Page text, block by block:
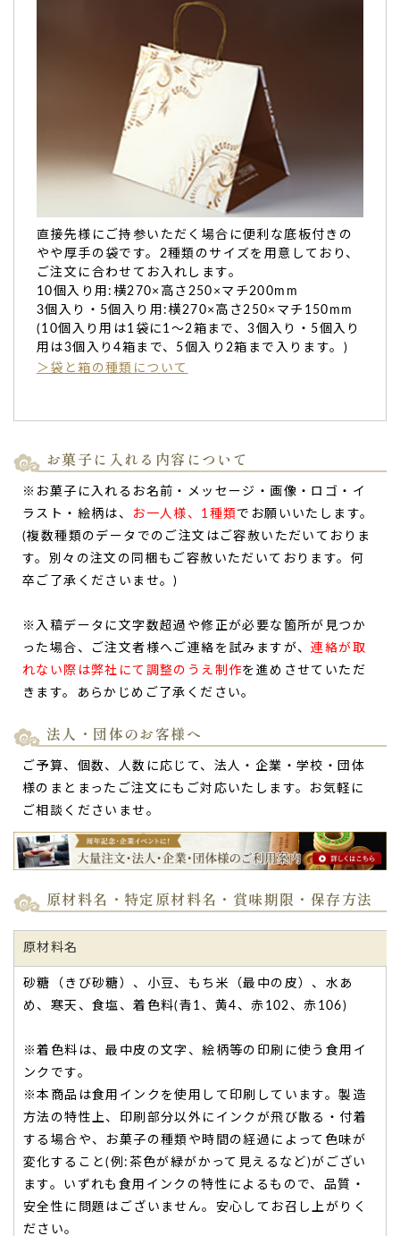
直接先様にご持参いただく場合に便利な底板付きの
やや厚手の袋です。2種類のサイズを用意しており、
ご注文に合わせてお入れします。
10個入り用:横270×高さ250×マチ200mm
3個入り・5個入り用:横270×高さ250×マチ150mm
(10個入り用は1袋に1～2箱まで、3個入り・5個入り
用は3個入り4箱まで、5個入り2箱まで入ります。)
＞袋と箱の種類について
お菓子に入れる内容について
※お菓子に入れるお名前・メッセージ・画像・ロゴ・イ
ラスト・絵柄は、
お一人様、1種類 でお願いいたします。
(複数種類のデータでのご注文はご容赦いただいておりま
す。別々の注文の同梱もご容赦いただいております。何
卒ご了承くださいませ。)
※入稿データに文字数超過や修正が必要な箇所が見つか
った場合、ご注文者様へご連絡を試みますが、連絡が取
れない際は弊社にて調整のうえ制作を進めさせていただ
きます。あらかじめご了承ください。
法人・団体のお客様へ
ご予算、個数、人数に応じて、法人・企業・学校・団体
様のまとまったご注文にもご対応いたします。お気軽に
ご相談くださいませ。
原材料名・特定原材料名・賞味期限・保存方法
原材料名
砂糖（きび砂糖）、小豆、もち米（最中の皮）、水あ
め、寒天、食塩、着色料(青1、黄4、赤102、赤106)
※着色料は、最中皮の文字、絵柄等の印刷に使う食用イ
ンクです。
※本商品は食用インクを使用して印刷しています。製造
方法の特性上、印刷部分以外にインクが飛び散る・付着
する場合や、お菓子の種類や時間の経過によって色味が
変化すること(例:茶色が緑がかって見えるなど)がござい
ます。いずれも食用インクの特性によるもので、品質・
安全性に問題はございません。安心してお召し上がりく
ださい。